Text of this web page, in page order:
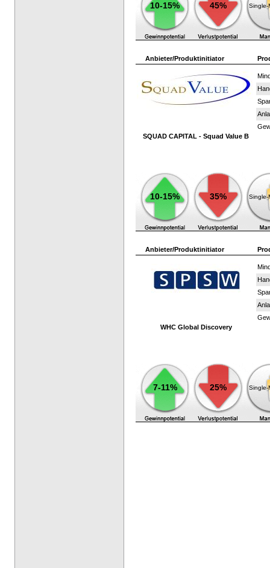
10-15% 45% Single-
Anbieter/Produktinitiator
SQUAD CAPITAL - Squad Value B
10-15% 35% Single-
Anbieter/Produktinitiator
WHC Global Discovery
7-11% 25% Single-